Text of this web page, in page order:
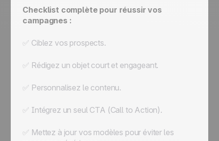
Checklist complète pour réussir vos
campagnes :
✅ Ciblez vos prospects.
✅ Rédigez un objet court et engageant.
✅ Personnalisez le contenu.
✅ Intégrez un seul CTA (Call to Action).
✅ Mettez à jour vos modèles pour éviter les